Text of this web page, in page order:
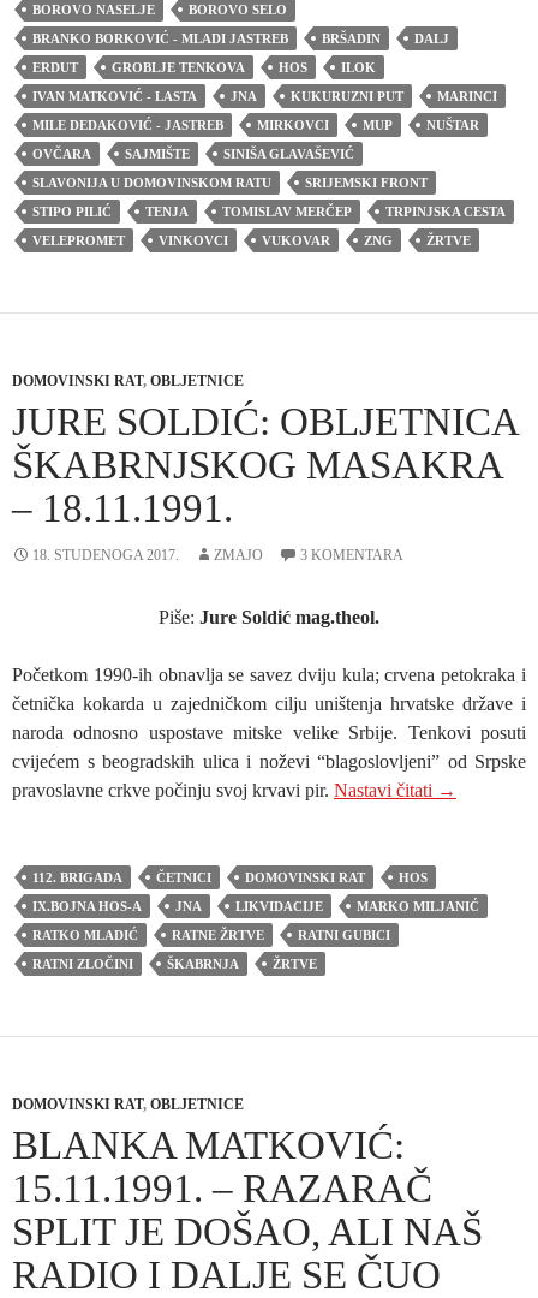
BOROVO NASELJE
BOROVO SELO
BRANKO BORKOVIĆ - MLADI JASTREB
BRŠADIN
DALJ
ERDUT
GROBLJE TENKOVA HOS
ILOK
IVAN MATKOVIĆ - LASTA
JNA KUKURUZNI PUT
MARINCI
MILE DEDAKOVIĆ - JASTREB
MIRKOVCI MUP
NUŠTAR
OVČARA
SAJMIŠTE
SINIŠA GLAVAŠEVIĆ
SLAVONIJA U DOMOVINSKOM RATU
SRIJEMSKI FRONT
STIPO PILIĆ
TENJA TOMISLAV MERČEP
TRPINJSKA CESTA
VELEPROMET
VINKOVCI VUKOVAR ZNG ŽRTVE
DOMOVINSKI RAT, OBLJETNICE
JURE SOLDIĆ: OBLJETNICA
ŠKABRNJSKOG MASAKRA
– 18.11.1991.
18. STUDENOGA 2017. ZMAJO 3 KOMENTARA
Piše: Jure Soldić mag.theol.
Početkom 1990-ih obnavlja se savez dviju kula; crvena petokraka i
četnička kokarda u zajedničkom cilju uništenja hrvatske države i
naroda odnosno uspostave mitske velike Srbije. Tenkovi posuti
cvijećem s beogradskih ulica i noževi “blagoslovljeni” od Srpske
pravoslavne crkve počinju svoj krvavi pir. Nastavi čitati JURE
→
112. BRIGADA ČETNICI DOMOVINSKI RAT
HOS
IX.BOJNA HOS-A
JNA LIKVIDACIJE
MARKO MILJANIĆ
RATKO MLADIĆ
RATNE ŽRTVE
RATNI GUBICI
RATNI ZLOČINI
ŠKABRNJA ŽRTVE
DOMOVINSKI RAT, OBLJETNICE
BLANKA MATKOVIĆ:
15.11.1991. – RAZARAČ
SPLIT JE DOŠAO, ALI NAŠ
RADIO I DALJE SE ČUO